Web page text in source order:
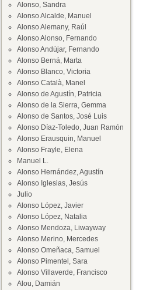
Alonso, Sandra
Alonso Alcalde, Manuel
Alonso Alemany, Raúl
Alonso Alonso, Fernando
Alonso Andújar, Fernando
Alonso Berná, Marta
Alonso Blanco, Victoria
Alonso Català, Manel
Alonso de Agustín, Patricia
Alonso de la Sierra, Gemma
Alonso de Santos, José Luis
Alonso Díaz-Toledo, Juan Ramón
Alonso Erausquin, Manuel
Alonso Frayle, Elena
Manuel L.
Alonso Hernández, Agustín
Alonso Iglesias, Jesús
Julio
Alonso López, Javier
Alonso López, Natalia
Alonso Mendoza, Liwayway
Alonso Merino, Mercedes
Alonso Omeñaca, Samuel
Alonso Pimentel, Sara
Alonso Villaverde, Francisco
Alou, Damián